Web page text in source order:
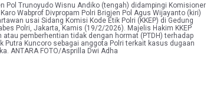
Pol Trunoyudo Wisnu Andiko (tengah) didampingi Komisioner
Wabprof Divpropam Polri Brigjen Pol Agus Wijayanto (kiri)
usai Sidang Komisi Kode Etik Polri (KKEP) di Gedung
Polri, Jakarta, Kamis (19/2/2026). Majelis Hakim KKEP
pemberhentian tidak dengan hormat (PTDH) terhadap
Putra Kuncoro sebagai anggota Polri terkait kasus dugaan
ANTARA FOTO/Asprilla Dwi Adha